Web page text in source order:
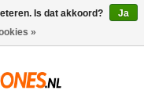
Is dat akkoord?
Ja
»